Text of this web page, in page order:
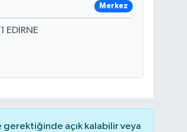
Merkez
EDİRNE
gerektiğinde açık kalabilir veya